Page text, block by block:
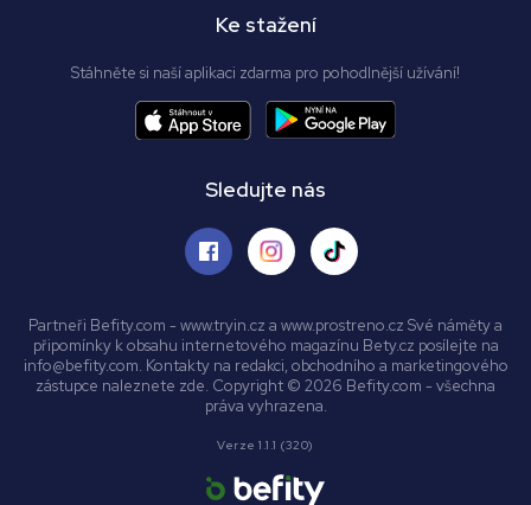
Ke stažení
Stáhněte si naší aplikaci zdarma pro pohodlnější užívání!
Sledujte nás
Partneři Befity.com - www.tryin.cz a www.prostreno.cz Své náměty a
připomínky k obsahu internetového magazínu Bety.cz posílejte na
info@befity.com. Kontakty na redakci, obchodního a marketingového
zástupce naleznete zde. Copyright © 2026 Befity.com - všechna
práva vyhrazena.
Verze 1.1.1 (320)